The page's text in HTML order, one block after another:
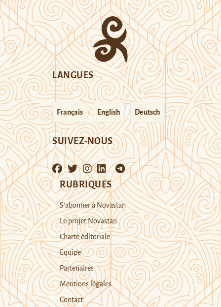
LANGUES
Français English Deutsch
SUIVEZ-NOUS
RUBRIQUES
S’abonner à Novastan
Le projet Novastan
Charte éditoriale
Equipe
Partenaires
Mentions légales
Contact